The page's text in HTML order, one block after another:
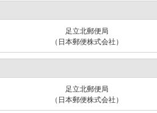
足立北郵便局
（日本郵便株式会社）
足立北郵便局
（日本郵便株式会社）